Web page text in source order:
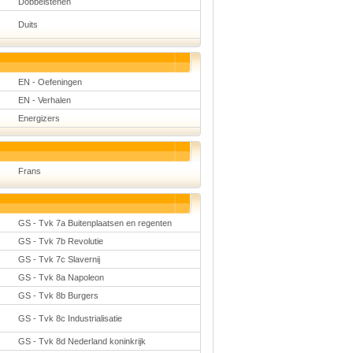
Duits
EN - Oefeningen
EN - Verhalen
Energizers
Frans
GS - Tvk 7a Buitenplaatsen en regenten
GS - Tvk 7b Revolutie
GS - Tvk 7c Slavernij
GS - Tvk 8a Napoleon
GS - Tvk 8b Burgers
GS - Tvk 8c Industrialisatie
GS - Tvk 8d Nederland koninkrijk